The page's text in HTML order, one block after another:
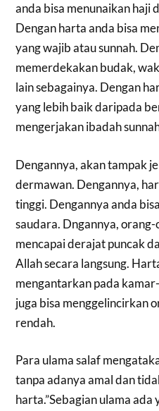
anda bisa menunaikan haji
Dengan harta anda bisa
yang wajib atau sunnah.
memerdekakan budak,
lain sebagainya. Dengan
yang lebih baik daripada
mengerjakan ibadah
Dengannya, akan tampak
dermawan. Dengannya,
tinggi. Dengannya anda
saudara. Dngannya,
mencapai derajat puncak
Allah secara langsung.
mengantarkan pada
juga bisa menggelincirkan
rendah.
Para ulama salaf
tanpa adanya amal dan
harta.”Sebagian ulama ada